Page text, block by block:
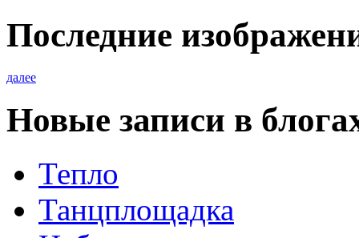
Последние
далее
Новые записи в
Тепло
Танцплощадка